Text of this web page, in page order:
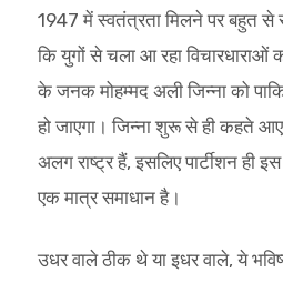
1947 में स्वतंत्रता मिलने पर बहुत से
कि युगों से चला आ रहा विचारधाराओं
के जनक मोहम्मद अली जिन्ना को
हो जाएगा। जिन्ना शुरू से ही कहते
अलग राष्ट्र हैं, इसलिए पार्टीशन ही
एक मात्र समाधान है।
उधर वाले ठीक थे या इधर वाले, ये